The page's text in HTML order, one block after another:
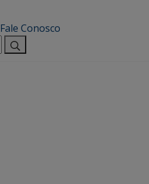
Fale Conosco